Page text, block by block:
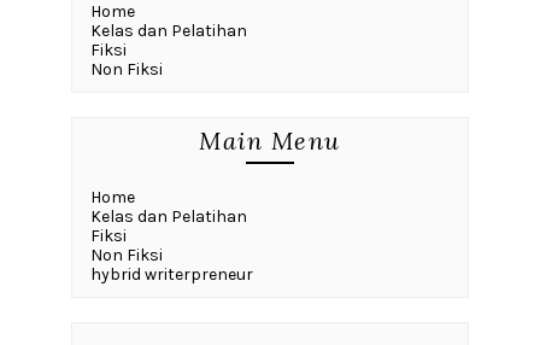
Home
Kelas dan Pelatihan
Fiksi
Non Fiksi
Main Menu
Home
Kelas dan Pelatihan
Fiksi
Non Fiksi
hybrid writerpreneur